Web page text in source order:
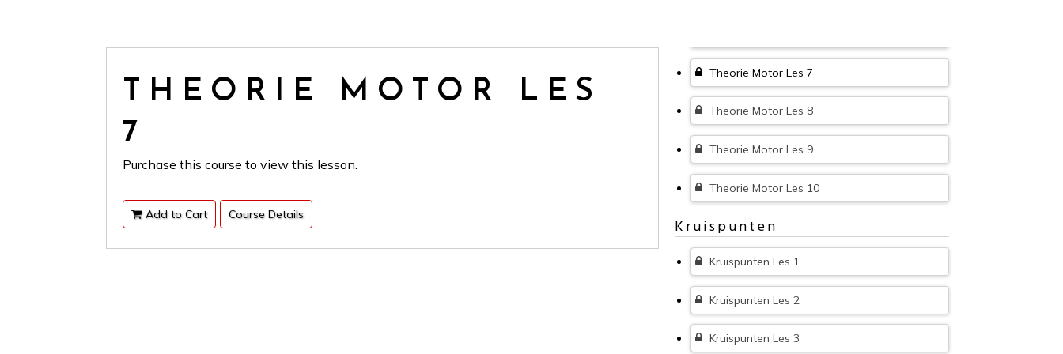
THEORIE MOTOR LES
7
Purchase this course to view this lesson.
Add to Cart Course Details
Theorie Motor Les 7
Theorie Motor Les 8
Theorie Motor Les 9
Theorie Motor Les 10
Kruispunten
Kruispunten Les 1
Kruispunten Les 2
Kruispunten Les 3